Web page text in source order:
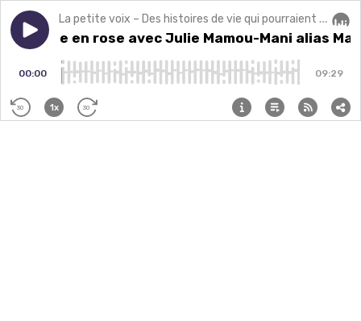
Play episode Voir la vie en rose avec Julie Mamou-Mani alias
La petite voix – Des histoires de vie qui pourraient changer la vôtre.
la vie en rose avec Julie Mamou-Mani alias
00:00 09:29
30 1x 30